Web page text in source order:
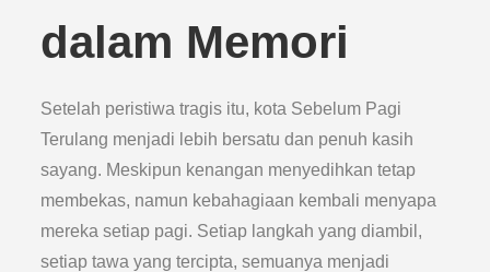
dalam Memori
Setelah peristiwa tragis itu, kota Sebelum Pagi
Terulang menjadi lebih bersatu dan penuh kasih
sayang. Meskipun kenangan menyedihkan tetap
membekas, namun kebahagiaan kembali menyapa
mereka setiap pagi. Setiap langkah yang diambil,
setiap tawa yang tercipta, semuanya menjadi